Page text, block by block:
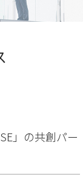
」の共創パー